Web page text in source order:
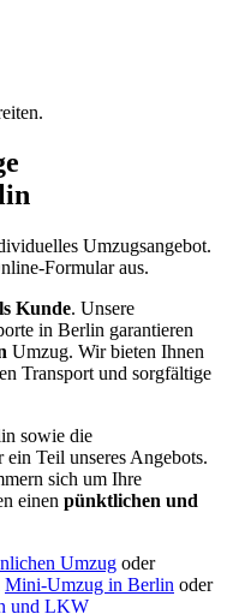
Umzugsangebot.
Formular aus.
Kunde. Unsere
in Berlin garantieren
Umzug. Wir bieten Ihnen
Transport und sorgfältige
sowie die
ein Teil unseres Angebots.
sich um Ihre
einen pünktlichen und
Umzug oder
Mini-Umzug in Berlin oder
und LKW